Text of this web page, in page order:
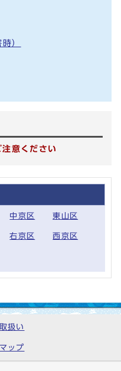
）
意ください
中京区 東山区
右京区 西京区
扱い
ップ